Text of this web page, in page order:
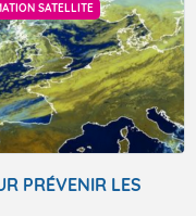
SATELLITE
PRÉVENIR LES